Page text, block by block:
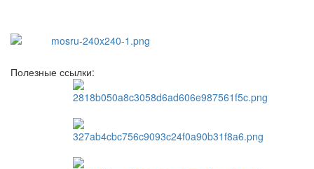
Полезные ссылки: